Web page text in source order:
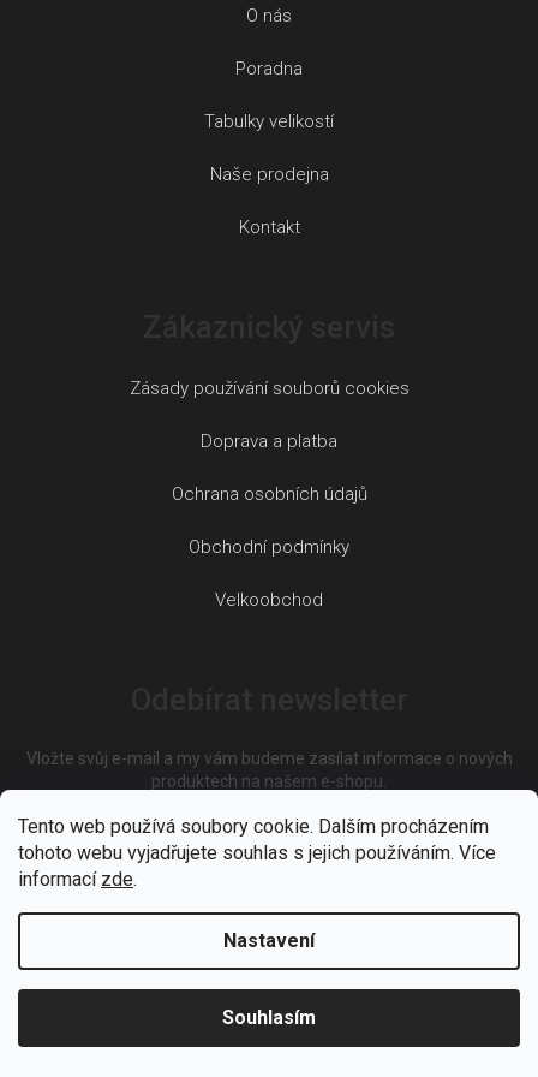
Tento web používá soubory cookie. Dalším procházením
tohoto webu vyjadřujete souhlas s jejich používáním. Více
informací zde.
Nastavení
Souhlasím
O nás
Poradna
Tabulky velikostí
Naše prodejna
Kontakt
Zásady používání souborů cookies
Doprava a platba
Ochrana osobních údajů
Obchodní podmínky
Velkoobchod
Vložte svůj e-mail a my vám budeme zasílat informace o nových
produktech na našem e-shopu.
E-mail
Vložením e-mailu souhlasíte spodmínkami ochrany osobních
údajů
PŘIHLÁSIT SE